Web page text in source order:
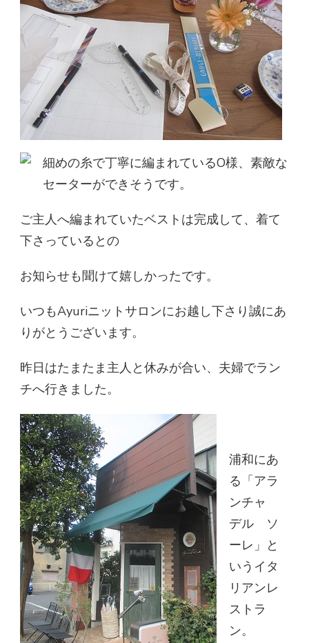
細めの糸で丁寧に編まれているO様、素敵な
セーターができそうです。
ご主人へ編まれていたベストは完成して、着て
下さっているとの
お知らせも聞けて嬉しかったです。
いつもAyuriニットサロンにお越し下さり誠にあ
りがとうございます。
昨日はたまたま主人と休みが合い、夫婦でラン
チへ行きました。
浦和にあ
る「アラ
ンチャ
デル ソ
ーレ」と
いうイタ
リアンレ
ストラ
ン。